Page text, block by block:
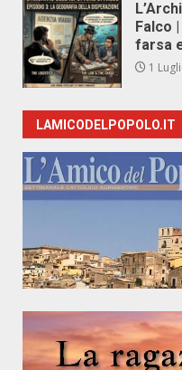
Falco
farsa
1
LAMICODELPOPOLO.IT